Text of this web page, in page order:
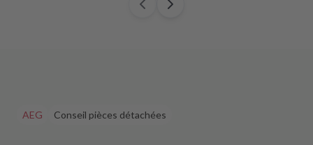
AEG Conseil pièces détachées